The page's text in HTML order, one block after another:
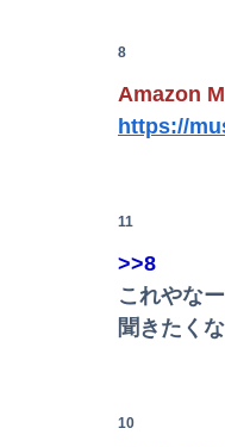
富士登山ツ
【動画】両
8
Amazon
https://
11
>>8
これやなー
聞きたく
10